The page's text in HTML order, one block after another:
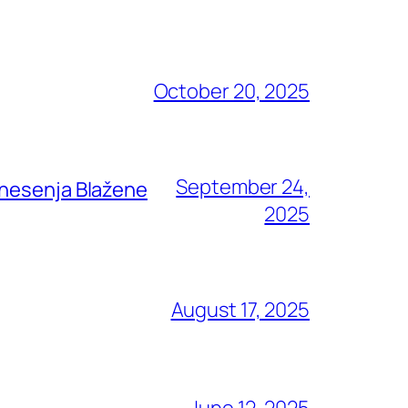
October 20, 2025
Blažene
September 24,
2025
August 17, 2025